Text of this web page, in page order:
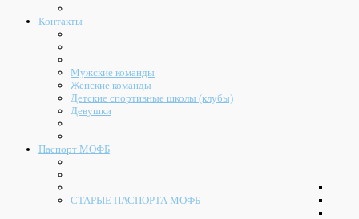
Контакты
Мужские команды
Женские команды
Детские спортивные школы (клубы)
Девушки
Паспорт МОФБ
СТАРЫЕ ПАСПОРТА МОФБ